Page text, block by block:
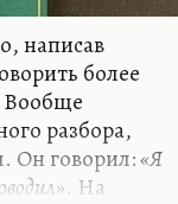
написав
более
Вообще
разбора,
Он говорил:«Я
. На